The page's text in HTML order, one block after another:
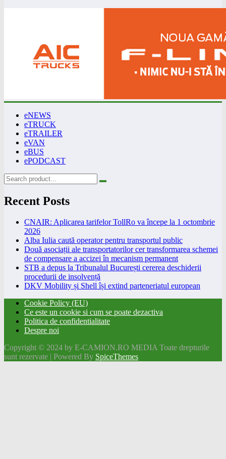
eNEWS
eTRUCK
eTRAILER
eVAN
eBUS
ePODCAST
Recent Posts
CNAIR: Aplicarea tarifelor TollRo va începe la 1 octombrie
2026
Alba Iulia caută operator pentru transportul public
Două asociații ale transportatorilor cer transformarea schemei
de compensare a accizei în mecanism permanent
STB a depus la Tribunalul București cererea deschiderii
procedurii de insolvență
DKV Mobility și Shell își extind parteneriatul european
Cookie Policy (EU)
Ce este un cookie si cum se poate dezactiva
Politica de confidentialitate
Despre noi
Copyright © 2024 by E-CAMION.RO MEDIA Toate drepturile
sunt rezervate | Powered By SpiceThemes